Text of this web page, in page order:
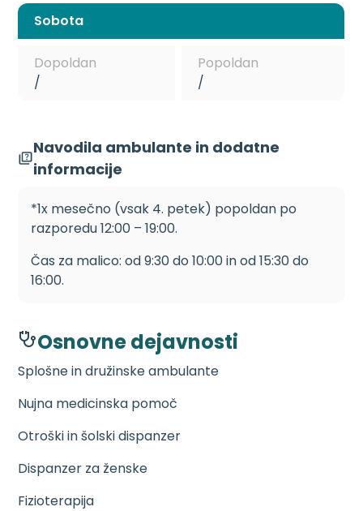
Sobota
Dopoldan
/
Popoldan
/
Navodila ambulante in dodatne
informacije
*1x mesečno (vsak 4. petek) popoldan po
razporedu 12:00 – 19:00.
Čas za malico: od 9:30 do 10:00 in od 15:30 do
16:00.
Osnovne dejavnosti
Splošne in družinske ambulante
Nujna medicinska pomoč
Otroški in šolski dispanzer
Dispanzer za ženske
Fizioterapija